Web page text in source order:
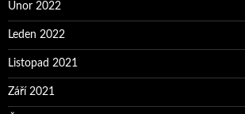
Únor 2022
Leden 2022
Listopad 2021
Září 2021